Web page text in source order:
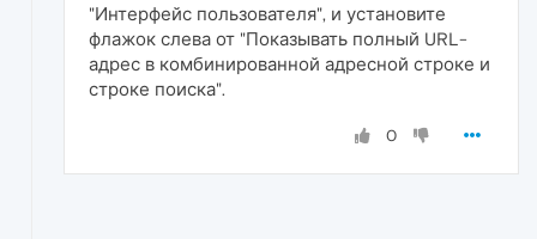
"Интерфейс пользователя", и установите
флажок слева от "Показывать полный URL-
адрес в комбинированной адресной строке и
строке поиска".
0